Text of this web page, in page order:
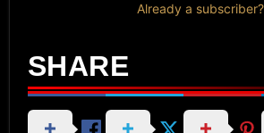
Already a subscriber?
SHARE